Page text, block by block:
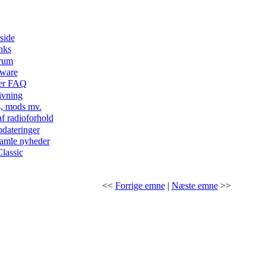
FAQ
mods mv.
radioforhold
nyheder
<< Forrige emne| Næste emne>>